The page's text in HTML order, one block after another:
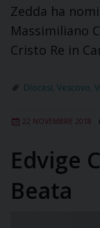
Zedda ha
Massimiliano
Cristo Re in
Diocesi Vescovo
22 NOVEMBRE 2018
Edvige
Beata